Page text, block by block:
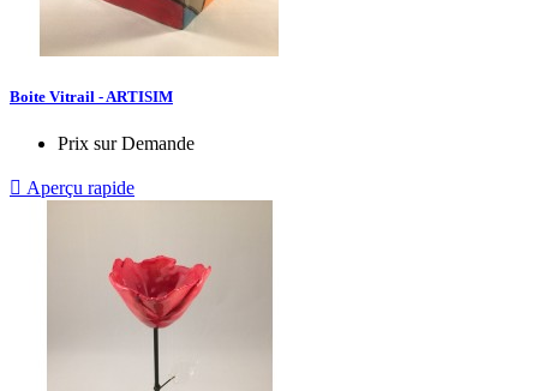
Boite Vitrail - ARTISIM
Prix sur Demande
 Aperçu rapide